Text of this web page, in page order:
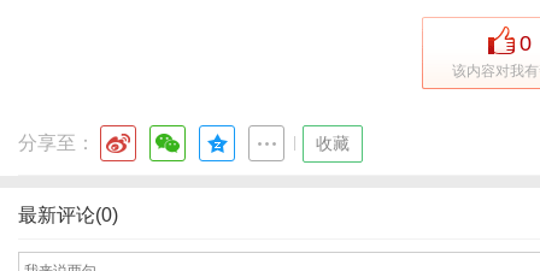
0
该内容对我
分享至： 收藏
最新评论(0)